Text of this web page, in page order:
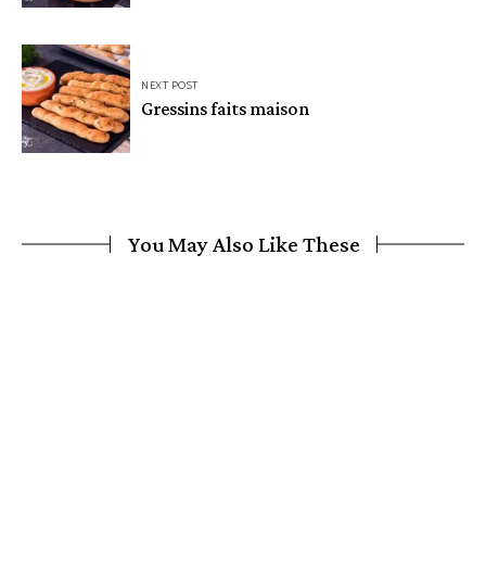
NEXT POST
Gressins faits maison
You May Also Like These